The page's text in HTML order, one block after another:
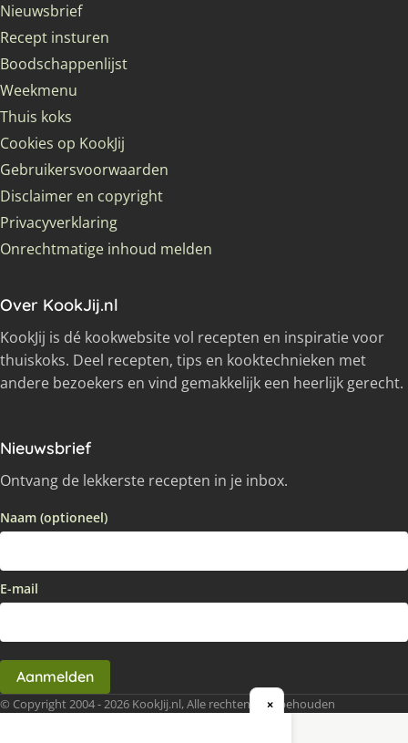
Nieuwsbrief
Recept insturen
Boodschappenlijst
Weekmenu
Thuis koks
Cookies op KookJij
Gebruikersvoorwaarden
Disclaimer en copyright
Privacyverklaring
Onrechtmatige inhoud melden
Over KookJij.nl
KookJij is dé kookwebsite vol recepten en inspiratie voor
thuiskoks. Deel recepten, tips en kooktechnieken met
andere bezoekers en vind gemakkelijk een heerlijk gerecht.
Nieuwsbrief
Ontvang de lekkerste recepten in je inbox.
Naam (optioneel)
E-mail
Aanmelden
© Copyright 2004 - 2026 KookJij.nl, Alle rechten voorbehouden
×